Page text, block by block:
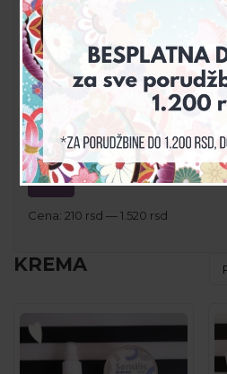
PROPOLIS PROIZVODI
SVI PROIZVODI
ZAŠTITA OD SUNCA & INSEKATA
CENA
Filter
Cena: 210 rsd —1.520 rsd
KREMA